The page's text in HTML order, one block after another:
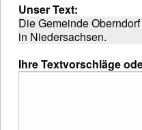
Unser Text:
Die Gemeinde
in Niedersachsen.
Ihre Textvorschläge